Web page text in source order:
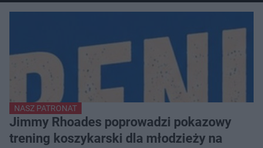
NASZ PATRONAT
Jimmy Rhoades poprowadzi pokazowy
trening koszykarski dla młodzieży na